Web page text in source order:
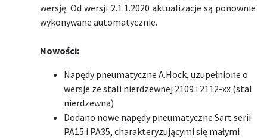
wersję. Od wersji 2.1.1.2020 aktualizacje są ponownie
wykonywane automatycznie.
Nowości:
Napędy pneumatyczne A.Hock, uzupełnione o
wersje ze stali nierdzewnej 2109 i 2112-xx (stal
nierdzewna)
Dodano nowe napędy pneumatyczne Sart serii
PA15 i PA35, charakteryzującymi się małymi